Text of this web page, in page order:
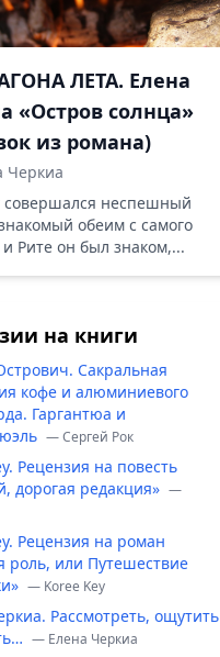
ЛЕТА. Елена
«Остров солнца»
из романа)
Черкиа
совершался неспешный
обеим с самого
и Рите он был знаком,...
на книги
Сакральная
кофе и алюминиевого
Гаргантюа и
— Сергей Рок
Рецензия на повесть
дорогая редакция» —
Рецензия на роман
роль, или Путешествие
— Koree Key
Рассмотреть, ощутить
— Елена Черкиа